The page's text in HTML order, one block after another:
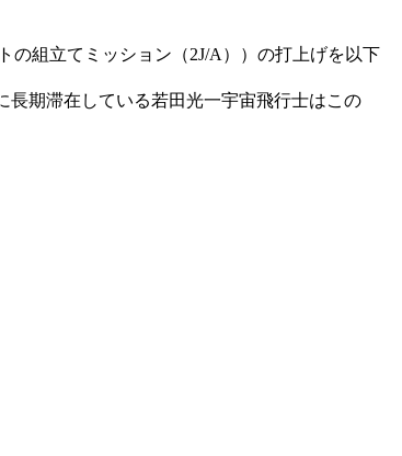
組立てミッション（2J/A））の打上げを以下
期滞在している若田光一宇宙飛行士はこの